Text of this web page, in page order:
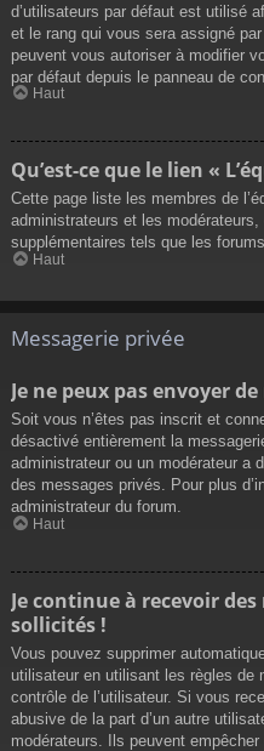
d’utilisateurs par défaut est utilisé
et le rang qui vous sera assigné
peuvent vous autoriser à modifier
par défaut depuis le panneau de
Haut
Qu’est-ce que le lien «
Cette page liste les membres de
administrateurs et les
supplémentaires tels que les
Haut
Messagerie privée
Je ne peux pas envoyer
Soit vous n’êtes pas inscrit et
désactivé entièrement la
administrateur ou un modérateur a
des messages privés. Pour plus
administrateur du forum.
Haut
Je continue à recevoir
sollicités !
Vous pouvez supprimer
utilisateur en utilisant les règles de
contrôle de l’utilisateur. Si vous
abusive de la part d’un autre
modérateurs. Ils peuvent